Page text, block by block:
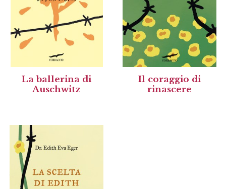
La ballerina di
Auschwitz
Il coraggio di
rinascere